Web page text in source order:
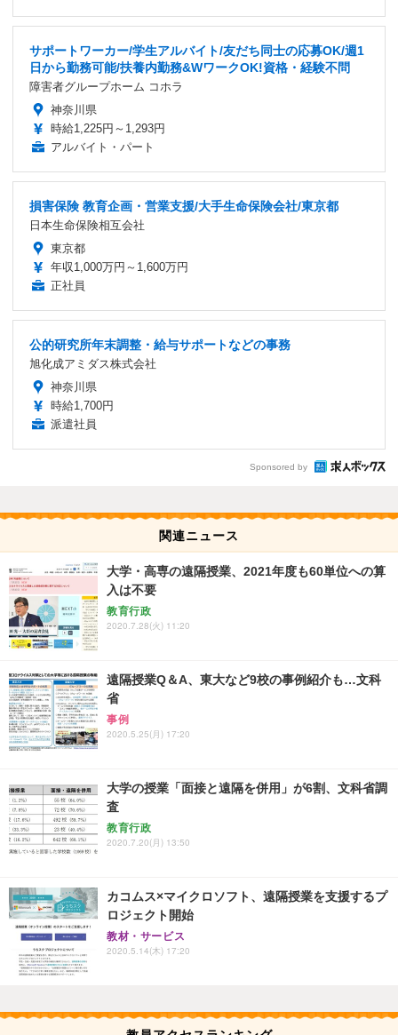
サポートワーカー/学生アルバイト/友だち同士の応募OK/週1
日から勤務可能/扶養内勤務&WワークOK!資格・経験不問
障害者グループホーム コホラ
神奈川県
時給1,225円～1,293円
アルバイト・パート
損害保険 教育企画・営業支援/大手生命保険会社/東京都
日本生命保険相互会社
東京都
年収1,000万円～1,600万円
正社員
公的研究所年末調整・給与サポートなどの事務
旭化成アミダス株式会社
神奈川県
時給1,700円
派遣社員
Sponsored by
関連ニュース
大学・高専の遠隔授業、2021年度も60単位への算
入は不要
教育行政
2020.7.28(火) 11:20
遠隔授業Q＆A、東大など9校の事例紹介も…文科
省
事例
2020.5.25(月) 17:20
大学の授業「面接と遠隔を併用」が6割、文科省調
査
教育行政
2020.7.20(月) 13:50
カコムス×マイクロソフト、遠隔授業を支援するプ
ロジェクト開始
教材・サービス
2020.5.14(木) 17:20